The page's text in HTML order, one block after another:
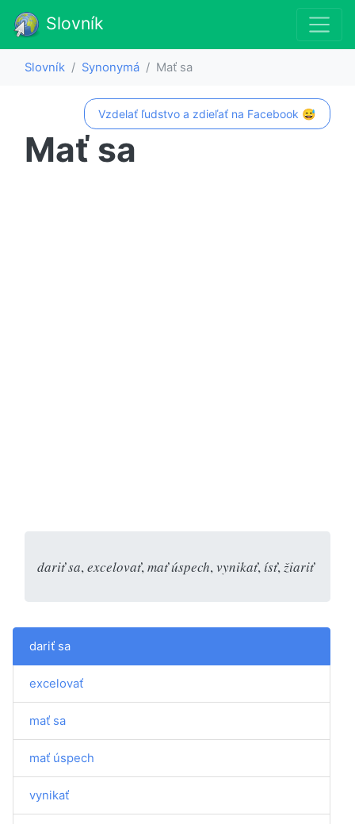
Slovník
Slovník Synonymá Mať sa
Vzdelať ľudstvo a zdieľať na Facebook 😅
Mať sa
dariť sa, excelovať, mať úspech, vynikať, ísť, žiariť
dariť sa
excelovať
mať sa
mať úspech
vynikať